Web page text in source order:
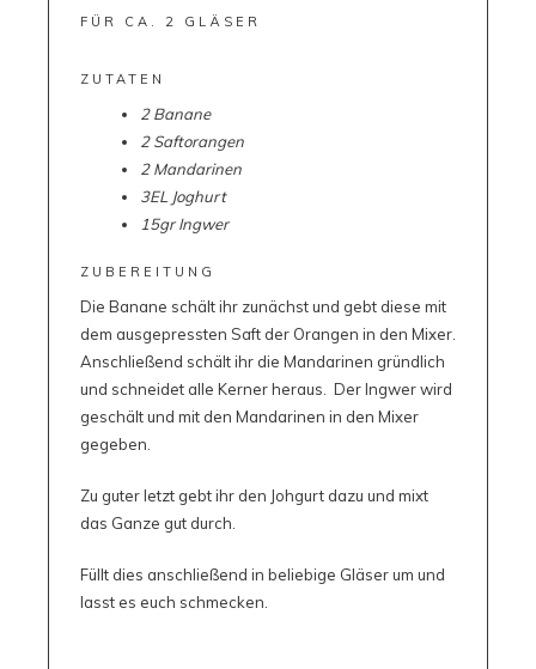
FÜR CA. 2 GLÄSER
ZUTATEN
2 Banane
2 Saftorangen
2 Mandarinen
3EL Joghurt
15gr Ingwer
ZUBEREITUNG
Die Banane schält ihr zunächst und gebt diese mit
dem ausgepressten Saft der Orangen in den Mixer.
Anschließend schält ihr die Mandarinen gründlich
und schneidet alle Kerner heraus. Der Ingwer wird
geschält und mit den Mandarinen in den Mixer
gegeben.
Zu guter letzt gebt ihr den Johgurt dazu und mixt
das Ganze gut durch.
Füllt dies anschließend in beliebige Gläser um und
lasst es euch schmecken.